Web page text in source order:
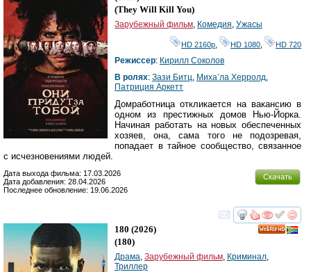
(They Will Kill You)
Зарубежный фильм, Комедия, Ужасы
HD 2160р HD 1080 HD 720
Режиссер: Кирилл Соколов
В ролях: Зази Битц, Миха’ла Херролд,
Патриция Аркетт
Домработница откликается на вакансию в
одном из престижных домов Нью-Йорка.
Начиная работать на новых обеспеченных
хозяев, она, сама того не подозревая,
попадает в тайное сообщество, связанное
с исчезновениями людей.
Скачать
Дата выхода фильма: 17.03.2026
Дата добавления: 28.04.2026
Последнее обновление: 19.06.2026
смотреть
180 (2026)
(180)
Драма Зарубежный фильм Криминал
Триллер